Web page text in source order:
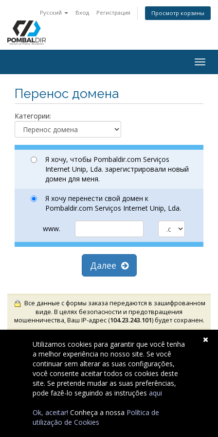
Русский Вход Регистрация Просмотр корзины
Перенос домена
Категории:
Я хочу, чтобы Pombaldir.com Serviços
Internet Unip, Lda. зарегистрировали новый
домен для меня.
Я хочу перенести свой домен к
Pombaldir.com Serviços Internet Unip, Lda.
www.
Далее
Все данные с формы заказа передаются в зашифрованном
виде. В целях безопасности и предотвращения
мошенничества, Ваш IP-адрес (104.23.243.101) будет сохранен.
Copyright © 2026 Pombaldir.com Serviços Internet Unip, Lda..
All Rights Reserved.
Utilizamos cookies para garantir que você tenha
a melhor experiência no nosso site. Se você
continuar sem alterar as suas configurações,
você consente aceitar todos os cookies deste
site. Se pretende mudar as suas preferências,
pode fazê-lo seguindo as instruçõesaqui
Ok, aceitar! Conheça a nossa Política de
utilização de Cookies